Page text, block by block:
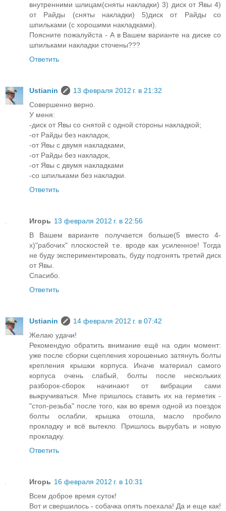
внутренними шлицам(сняты накладки) 3) диск от Явы 4)
от Райды (сняты накладки) 5)диск от Райды со
шпильками (с хорошими накладками).
Поясните пожалуйста - А в Вашем варианте на диске со
шпильками накладки сточены???
Ответить
Ustianin
13 февраля 2012 г. в 21:32
Совершенно верно.
У меня:
-диск от Явы со снятой с одной стороны накладкой;
-от Райды без накладок,
-от Явы с двумя накладками,
-от Райды без накладок,
-от Явы с двумя накладками
-со шпильками без накладки.
Ответить
Игорь 13 февраля 2012 г. в 22:56
В Вашем варианте получается больше(5 вместо 4-
х)"рабочих" плоскостей т.е. вроде как усиленное! Тогда
не буду экспериментировать, буду подгонять третий диск
от Явы.
Спасибо.
Ответить
Ustianin
14 февраля 2012 г. в 07:42
Желаю удачи!
Рекомендую обратить внимание ещё на один момент:
уже после сборки сцепления хорошенько затянуть болты
крепления крышки корпуса. Иначе материал самого
корпуса очень слабый, болты после нескольких
разборок-сборок начинают от вибрации сами
выкручиваться. Мне пришлось ставить их на герметик -
"стоп-резьба" после того, как во время одной из поездок
болты ослабли, крышка отошла, масло пробило
прокладку и всё вытекло. Пришлось вырубать и новую
прокладку.
Ответить
Игорь 16 февраля 2012 г. в 10:31
Всем доброе время суток!
Вот и свершилось - собачка опять поехала! Да и еще как!